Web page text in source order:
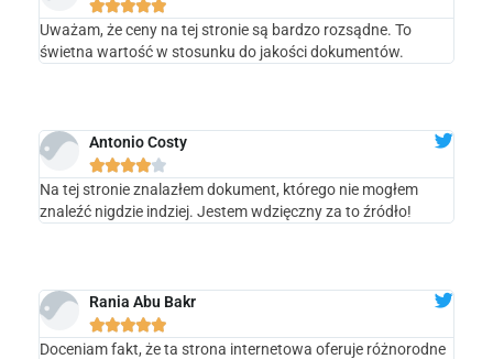

Uważam, że ceny na tej stronie są bardzo rozsądne. To
świetna wartość w stosunku do jakości dokumentów.
Antonio Costy

Na tej stronie znalazłem dokument, którego nie mogłem
znaleźć nigdzie indziej. Jestem wdzięczny za to źródło!
Rania Abu Bakr

Doceniam fakt, że ta strona internetowa oferuje różnorodne